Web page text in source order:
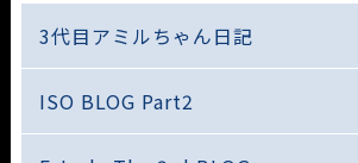
3代目アミルちゃん日記
ISO BLOG Part2